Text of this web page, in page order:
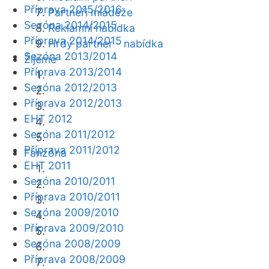
Partneři mládeže
Reklamní nabídka
Hrdý partner - nabídka
Žijeme
Fanzóna
Příprava 2015/2016
Sezóna 2014/2015
Příprava 2014/2015
Sezóna 2013/2014
Příprava 2013/2014
Sezóna 2012/2013
Příprava 2012/2013
EHT 2012
Sezóna 2011/2012
Příprava 2011/2012
EHT 2011
Sezóna 2010/2011
Příprava 2010/2011
Sezóna 2009/2010
Příprava 2009/2010
Sezóna 2008/2009
Příprava 2008/2009